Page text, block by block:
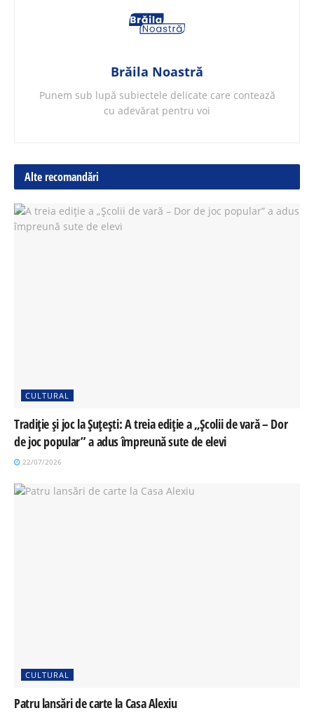
Brăila Noastră
Punem sub lupă subiectele delicate care contează
cu adevărat pentru voi
Alte recomandări
CULTURAL
Tradiție și joc la Șuțești: A treia ediție a „Școlii de vară – Dor
de joc popular” a adus împreună sute de elevi
22/07/2026
CULTURAL
Patru lansări de carte la Casa Alexiu